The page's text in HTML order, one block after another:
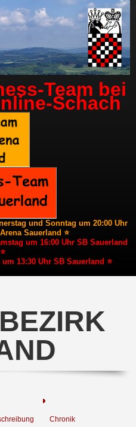
Team bei
Schach
und Sonntag um 20:00 Uhr
Sauerland ⭐
um 16:00 Uhr SB Sauerland
⭐
13:30 Uhr SB Sauerland ⭐
Chronik